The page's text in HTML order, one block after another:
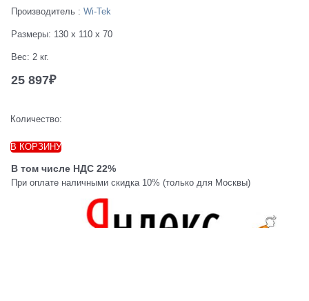
Производитель : Wi-Tek
Размеры: 130 x 110 x 70
Вес: 2 кг.
25 897₽
Количество:
В КОРЗИНУ
В том числе НДС 22%
При оплате наличными скидка 10% (только для Москвы)